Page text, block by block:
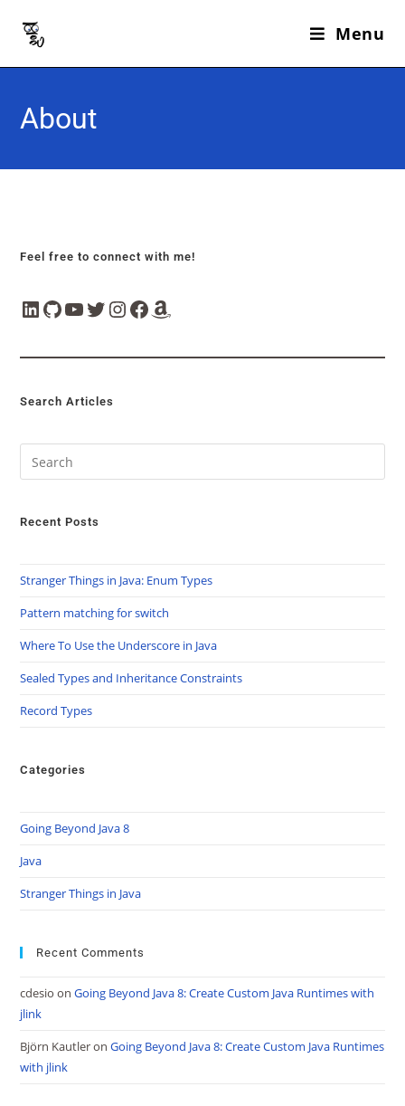
Menu
About
Feel free to connect with me!
Search Articles
Recent Posts
Stranger Things in Java: Enum Types
Pattern matching for switch
Where To Use the Underscore in Java
Sealed Types and Inheritance Constraints
Record Types
Categories
Going Beyond Java 8
Java
Stranger Things in Java
Recent Comments
cdesio onGoing Beyond Java 8: Create Custom Java Runtimes with
jlink
Björn KautleronGoing Beyond Java 8: Create Custom Java Runtimes
with jlink